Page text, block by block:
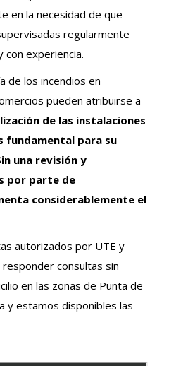
en la necesidad de que
regularmente
experiencia.
de los incendios en
pueden atribuirse a
de las instalaciones
fundamental para su
una revisión y
por parte de
considerablemente el
autorizados por UTE y
consultas sin
en las zonas de Punta de
y estamos disponibles las